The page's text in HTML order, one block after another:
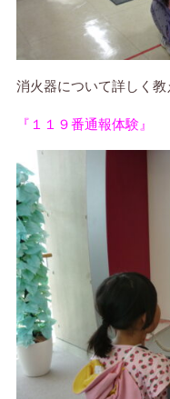
消火器について詳しく
『１１９番通報体験』